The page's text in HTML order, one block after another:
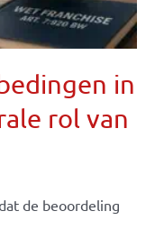
in
rol van
de beoordeling